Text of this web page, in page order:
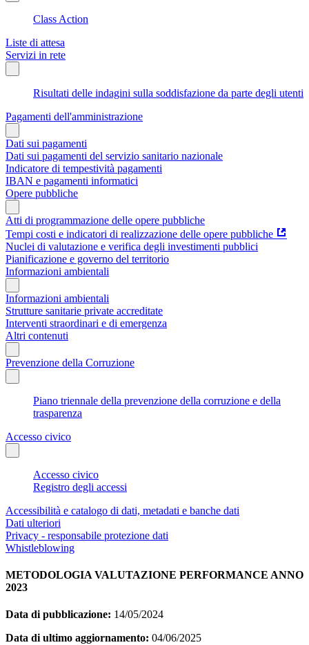
Class Action
Liste di attesa
Servizi in rete
Risultati delle indagini sulla soddisfazione da parte degli utenti
Pagamenti dell'amministrazione
Dati sui pagamenti
Dati sui pagamenti del servizio sanitario nazionale
Indicatore di tempestività pagamenti
IBAN e pagamenti informatici
Opere pubbliche
Atti di programmazione delle opere pubbliche
Tempi costi e indicatori di realizzazione delle opere pubbliche
Nuclei di valutazione e verifica degli investimenti pubblici
Pianificazione e governo del territorio
Informazioni ambientali
Informazioni ambientali
Strutture sanitarie private accreditate
Interventi straordinari e di emergenza
Altri contenuti
Prevenzione della Corruzione
Piano triennale della prevenzione della corruzione e della
trasparenza
Accesso civico
Accesso civico
Registro degli accessi
Accessibilità e catalogo di dati, metadati e banche dati
Dati ulteriori
Privacy - responsabile protezione dati
Whistleblowing
METODOLOGIA VALUTAZIONE PERFORMANCE ANNO
2023
Data di pubblicazione: 14/05/2024
Data di ultimo aggiornamento: 04/06/2025